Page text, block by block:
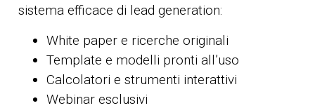
sistema efficace di lead generation:
White paper e ricerche originali
Template e modelli pronti all’uso
Calcolatori e strumenti interattivi
Webinar esclusivi